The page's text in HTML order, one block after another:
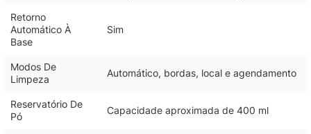
Retorno
Automático À
Base
Sim
Modos De
Limpeza
Automático, bordas, local e agendamento
Reservatório De
Pó
Capacidade aproximada de 400 ml